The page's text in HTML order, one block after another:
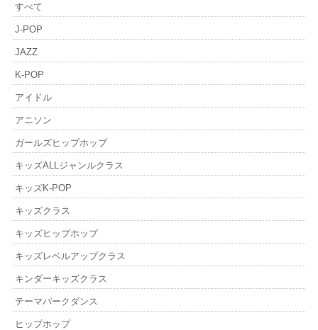
すべて
J-POP
JAZZ
K-POP
アイドル
アニソン
ガールズヒップホップ
キッズALLジャンルクラス
キッズK-POP
キッズクラス
キッズヒップホップ
キッズレベルアップクラス
キンダーキッズクラス
テーマパークダンス
ヒップホップ